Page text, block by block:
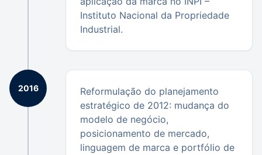
Instituto Nacional da Propriedade
Industrial.
2016
Reformulação do planejamento
estratégico de 2012: mudança do
modelo de negócio,
posicionamento de mercado,
linguagem de marca e portfólio de